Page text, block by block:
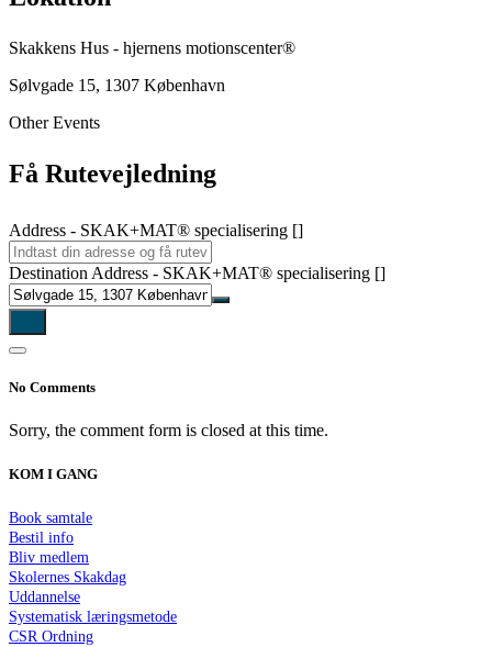
Skakkens Hus - hjernens motionscenter®
Sølvgade 15, 1307 København
Other Events
Få Rutevejledning
Address - SKAK+MAT® specialisering []
Destination Address - SKAK+MAT® specialisering []
No Comments
Sorry, the comment form is closed at this time.
KOM I GANG
Book samtale
Bestil info
Bliv medlem
Skolernes Skakdag
Uddannelse
Systematisk læringsmetode
CSR Ordning